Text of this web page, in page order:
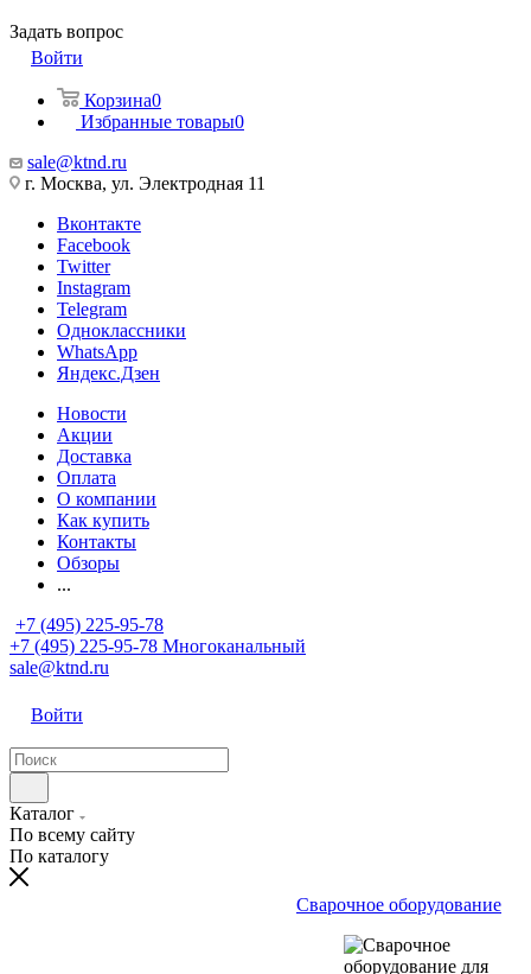
Задать вопрос
Войти
Корзина0
Избранные товары0
sale@ktnd.ru
г. Москва, ул. Электродная 11
Вконтакте
Facebook
Twitter
Instagram
Telegram
Одноклассники
WhatsApp
Яндекс.Дзен
Новости
Акции
Доставка
Оплата
О компании
Как купить
Контакты
Обзоры
...
+7 (495) 225-95-78
+7 (495) 225-95-78 Многоканальный
sale@ktnd.ru
Войти
Каталог
По всему сайту
По каталогу
Сварочное оборудование